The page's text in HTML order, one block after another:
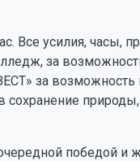
Все усилия, часы,
за
за
сохранение
победой и